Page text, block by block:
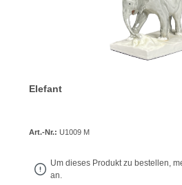
Elefant
Art.-Nr.:U1009 M
Um dieses Produkt zu bestellen,
an.